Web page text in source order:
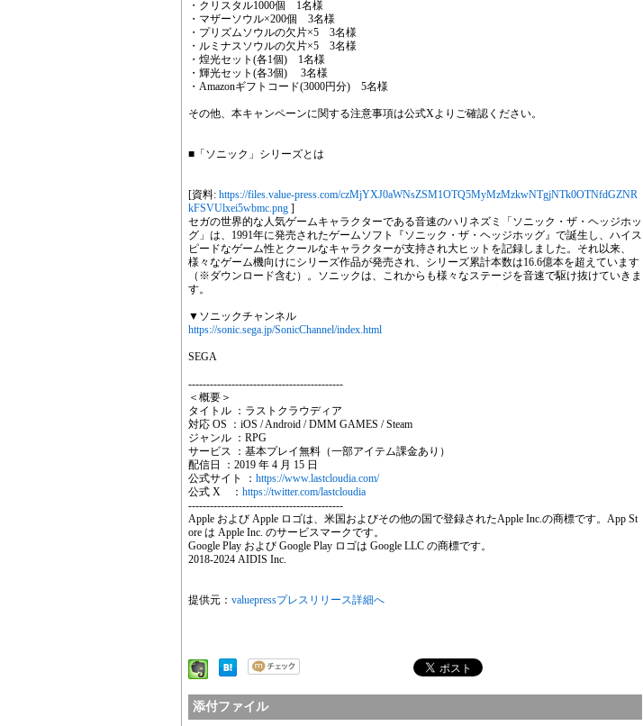
・クリスタル1000個 1名様
・マザーソウル×200個 3名様
・プリズムソウルの欠片×5 3名様
・ルミナスソウルの欠片×5 3名様
・煌光セット(各1個) 1名様
・輝光セット(各3個) 3名様
・Amazonギフトコード(3000円分) 5名様
その他、本キャンペーンに関する注意事項は公式Xよりご確認ください。
■「ソニック」シリーズとは
[資料: https://files.value-press.com/czMjYXJ0aWNsZSM1OTQ5MyMzMzkwNTgjNTk0OTNfdGZNR
kFSVUlxei5wbmc.png ]
セガの世界的な人気ゲームキャラクターである音速のハリネズミ「ソニック・ザ・ヘッジホッ
グ」は、1991年に発売されたゲームソフト『ソニック・ザ・ヘッジホッグ』で誕生し、ハイス
ピードなゲーム性とクールなキャラクターが支持され大ヒットを記録しました。それ以来、
様々なゲーム機向けにシリーズ作品が発売され、シリーズ累計本数は16.6億本を超えています
（※ダウンロード含む）。ソニックは、これからも様々なステージを音速で駆け抜けていきま
す。
▼ソニックチャンネル
https://sonic.sega.jp/SonicChannel/index.html
SEGA
-------------------------------------------
＜概要＞
タイトル ：ラストクラウディア
対応 OS ：iOS / Android / DMM GAMES / Steam
ジャンル ：RPG
サービス ：基本プレイ無料（一部アイテム課金あり）
配信日 ：2019 年 4 月 15 日
公式サイト ： https://www.lastcloudia.com/
公式 X ： https://twitter.com/lastcloudia
-------------------------------------------
Apple および Apple ロゴは、米国およびその他の国で登録されたApple Inc.の商標です。App St
ore は Apple Inc. のサービスマークです。
Google Play および Google Play ロゴは Google LLC の商標です。
2018-2024 AIDIS Inc.
提供元： valuepressプレスリリース詳細へ
添付ファイル